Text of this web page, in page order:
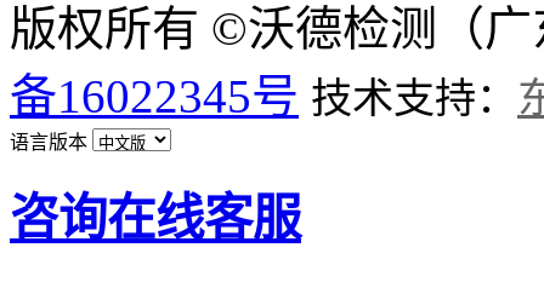
版权所有 ©沃德检测（
备16022345号 技术支持：
语言版本
咨询在线客服